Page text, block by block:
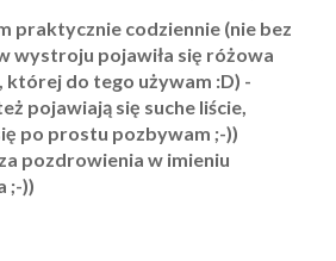
praktycznie codziennie (nie bez
wystroju pojawiła się różowa
której do tego używam :D) -
pojawiają się suche liście,
po prostu pozbywam ;-))
pozdrowienia w imieniu
;-))